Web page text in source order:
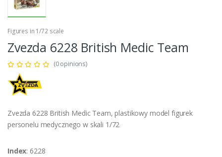
Figures in 1/72 scale
Zvezda 6228 British Medic Team
(0 opinions)
Zvezda 6228 British Medic Team, plastikowy model figurek
personelu medycznego w skali 1/72
Index: 6228